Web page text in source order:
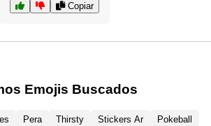
Copiar
Emojis Buscados
Pera Thirsty Stickers Ar
Pokeball